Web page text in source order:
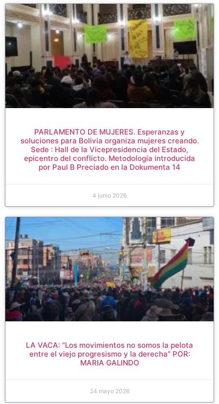
PARLAMENTO DE MUJERES. Esperanzas y
soluciones para Bolivia organiza mujeres creando.
Sede : Hall de la Vicepresidencia del Estado,
epicentro del conflicto. Metodología introducida
por Paul B Preciado en la Dokumenta 14
4 junio 2026
LA VACA: “Los movimientos no somos la pelota
entre el viejo progresismo y la derecha” POR:
MARIA GALINDO
24 mayo 2026